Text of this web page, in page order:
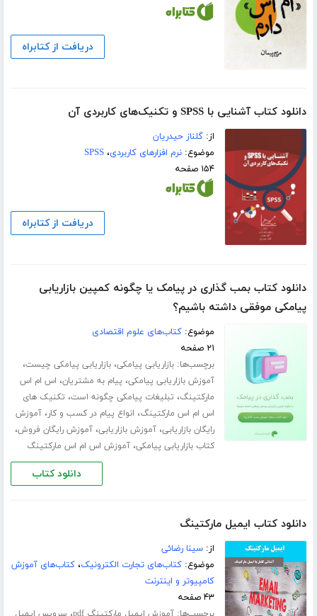
دریافت از کتابراه
دانلود کتاب آشنایی با SPSS و تکنیک‌های کاربردی آن
از:گلناز حیدریان
موضوع:نرم افزارهای کاربردی،SPSS
۱۵۴ صفحه
دریافت از کتابراه
دانلود کتاب بمب گذاری در پیامک یا چگونه کمپین بازاریابی
پیامکی موفقی داشته باشیم؟
موضوع:کتاب‌های علوم اقتصادی
۲۱ صفحه
برچسب‌ها:بازاریابی پیامکی،بازاریابی پیامکی چیست،
آموزش بازاریابی پیامکی، پیام به مشتریان، اس ام اس
مارکتینگ، تبلیغات پیامکی چگونه است، تکنیک های
اس ام اس مارکتینگ، انواع پیام در کسب و کار،آموزش
رایگان بازاریابی،آموزش بازاریابی،آموزش رایگان فروش،
کتاب بازاریابی پیامکی،آموزش اس ام اس مارکتینگ
دانلود کتاب
دانلود کتاب ایمیل مارکتینگ
از:سینا رضائی
موضوع:کتاب‌های تجارت الکترونیک،کتاب‌های آموزش
کامپیوتر و اینترنت
۴۳ صفحه
آموزش ایمیل مارکتینگ pdf
سرویس ایمیل